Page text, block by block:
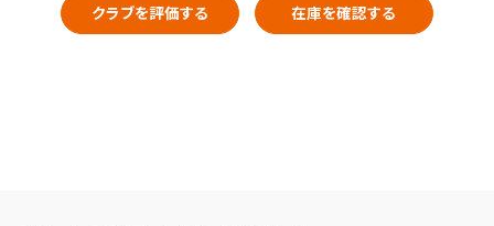
クラブを評価する 在庫を確認する